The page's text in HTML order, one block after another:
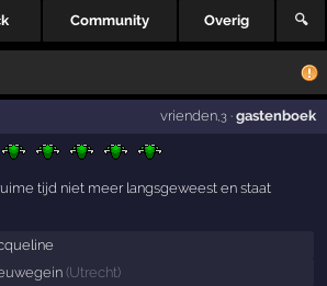
Community Overig 🔍
vrienden,3· gastenboek
tijd niet meer langsgeweest en staat
(Utrecht)